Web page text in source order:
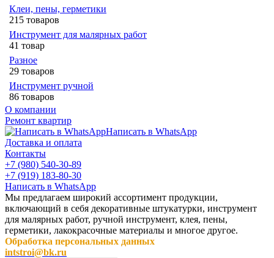
Клеи, пены, герметики
215 товаров
Инструмент для малярных работ
41 товар
Разное
29 товаров
Инструмент ручной
86 товаров
О компании
Ремонт квартир
Написать в WhatsApp
Доставка и оплата
Контакты
+7 (980) 540-30-89
+7 (919) 183-80-30
Написать в WhatsApp
Мы предлагаем широкий ассортимент продукции,
включающий в себя декоративные штукатурки, инструмент
для малярных работ, ручной инструмент, клея, пены,
герметики, лакокрасочные материалы и многое другое.
Обработка персональных данных
intstroi@bk.ru